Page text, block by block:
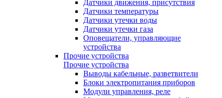
Датчики движения, присутствия
Датчики температуры
Датчики утечки воды
Датчики утечки газа
Оповещатели, управляющие
устройства
Прочие устройства
Прочие устройства
Выводы кабельные, разветвители
Блоки электропитания приборов
Модули управления, реле